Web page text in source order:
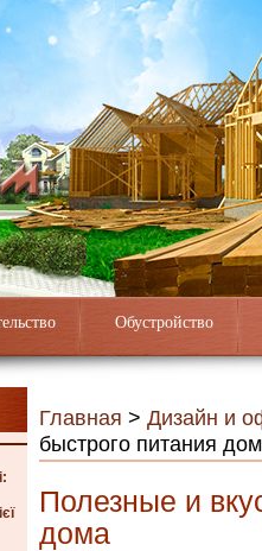
Обустройство
Главная > Дизайн и
быстрого питания
Полезные и
дома